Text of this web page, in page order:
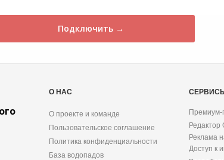
Подключить →
О НАС
О проекте и команде
Пользовательское соглашение
Политика конфиденциальности
База водопадов
Премиум-
Редактор
Реклама
Доступ к